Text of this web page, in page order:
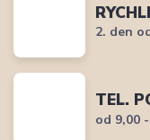
2. den
TEL.
od 9,00